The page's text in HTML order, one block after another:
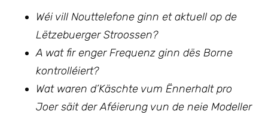
Wéi vill Nouttelefone ginn et aktuell op de
Lëtzebuerger Stroossen?
A wat fir enger Frequenz ginn dës Borne
kontrolléiert?
Wat waren d’Käschte vum Ënnerhalt pro
Joer säit der Aféierung vun de neie Modeller